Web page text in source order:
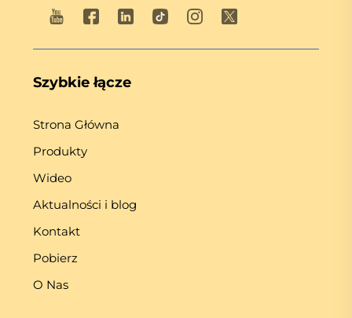
Szybkie łącze
Strona Główna
Produkty
Wideo
Aktualności i blog
Kontakt
Pobierz
O Nas